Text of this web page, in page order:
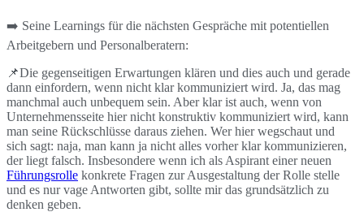
➡️ Seine Learnings für die nächsten Gespräche mit potentiellen
Arbeitgebern und Personalberatern:
📌Die gegenseitigen Erwartungen klären und dies auch und gerade
dann einfordern, wenn nicht klar kommuniziert wird. Ja, das mag
manchmal auch unbequem sein. Aber klar ist auch, wenn von
Unternehmensseite hier nicht konstruktiv kommuniziert wird, kann
man seine Rückschlüsse daraus ziehen. Wer hier wegschaut und
sich sagt: naja, man kann ja nicht alles vorher klar kommunizieren,
der liegt falsch. Insbesondere wenn ich als Aspirant einer neuen
Führungsrolle konkrete Fragen zur Ausgestaltung der Rolle stelle
und es nur vage Antworten gibt, sollte mir das grundsätzlich zu
denken geben.